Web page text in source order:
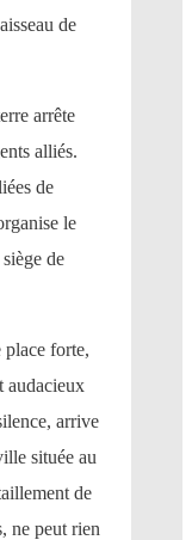
de
arrête
alliés.
de
le
de
place forte,
audacieux
arrive
située au
de
ne peut rien